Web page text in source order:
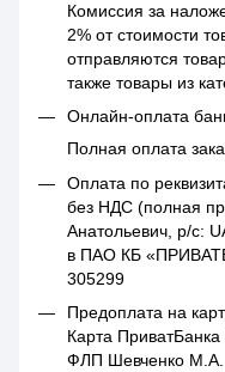
Комиссия за
2% от стоимости
отправляются
также товары из
Онлайн-оплата
Полная оплата
Оплата по
без НДС (полная
Анатольевич, р/с:
в ПАО КБ
305299
Предоплата на
Карта
ФЛП Шевченко М.А.